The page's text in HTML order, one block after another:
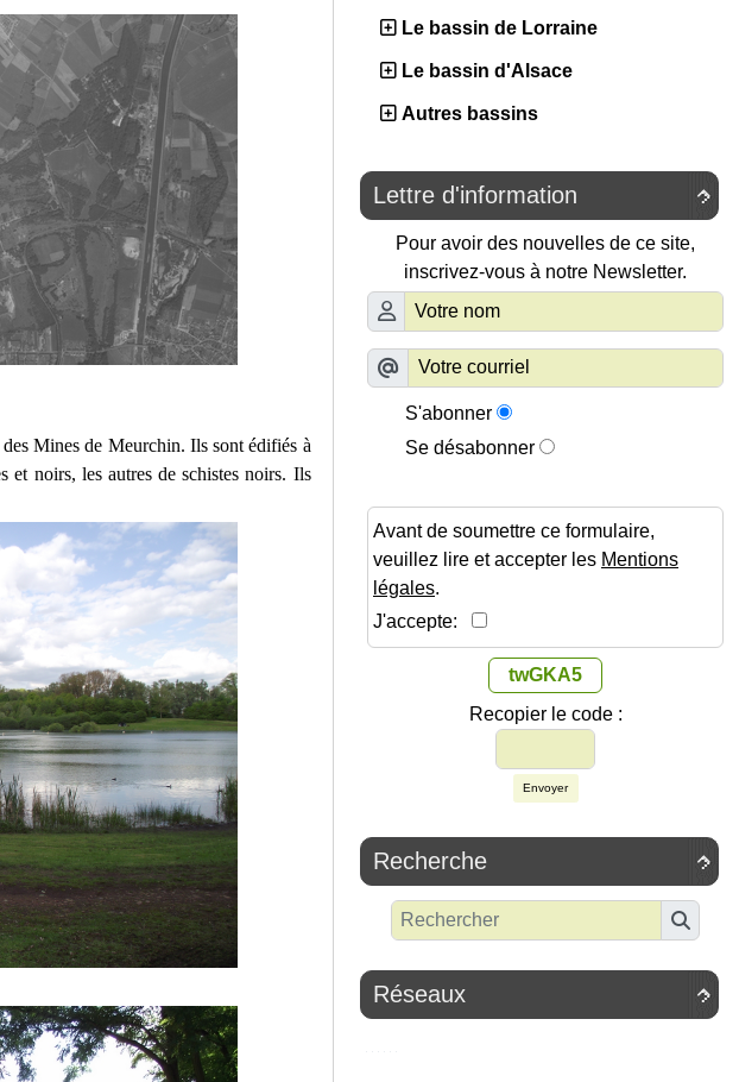
Mines de Meurchin. Ils sont édifiés à
et noirs, les autres de schistes noirs. Ils
Le bassin de Lorraine
Le bassin d'Alsace
Autres bassins

Lettre d'information
Pour avoir des nouvelles de ce site,
inscrivez-vous à notre Newsletter.
S'abonner
Se désabonner
Avant de soumettre ce formulaire,
veuillez lire et accepter les Mentions
légales.
J'accepte:
twGKA5
Recopier le code :
Envoyer

Recherche

Réseaux